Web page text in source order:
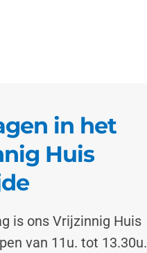
in het
Huis
is ons Vrijzinnig Huis
van 11u. tot 13.30u.